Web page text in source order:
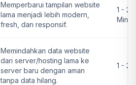
Memperbarui tampilan website
lama menjadi lebih modern,
fresh, dan responsif.
1 - 2
Memindahkan data website
dari server/hosting lama ke
server baru dengan aman
tanpa data hilang.
1 - 2